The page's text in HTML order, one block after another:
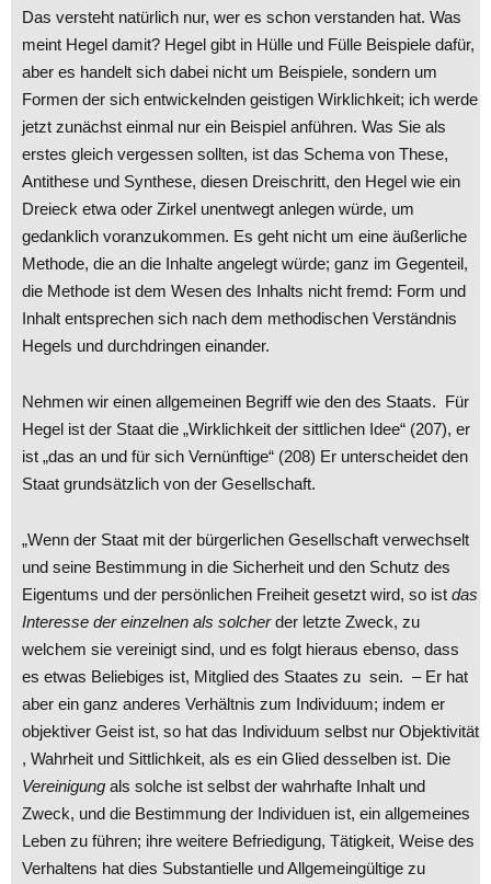
Das versteht natürlich nur, wer es schon verstanden hat. Was
meint Hegel damit? Hegel gibt in Hülle und Fülle Beispiele dafür,
aber es handelt sich dabei nicht um Beispiele, sondern um
Formen der sich entwickelnden geistigen Wirklichkeit; ich werde
jetzt zunächst einmal nur ein Beispiel anführen. Was Sie als
erstes gleich vergessen sollten, ist das Schema von These,
Antithese und Synthese, diesen Dreischritt, den Hegel wie ein
Dreieck etwa oder Zirkel unentwegt anlegen würde, um
gedanklich voranzukommen. Es geht nicht um eine äußerliche
Methode, die an die Inhalte angelegt würde; ganz im Gegenteil,
die Methode ist dem Wesen des Inhalts nicht fremd: Form und
Inhalt entsprechen sich nach dem methodischen Verständnis
Hegels und durchdringen einander.
Nehmen wir einen allgemeinen Begriff wie den des Staats. Für
Hegel ist der Staat die „Wirklichkeit der sittlichen Idee“ (207), er
ist „das an und für sich Vernünftige“ (208) Er unterscheidet den
Staat grundsätzlich von der Gesellschaft.
„Wenn der Staat mit der bürgerlichen Gesellschaft verwechselt
und seine Bestimmung in die Sicherheit und den Schutz des
Eigentums und der persönlichen Freiheit gesetzt wird, so ist das
Interesse der einzelnen als solcherder letzte Zweck, zu
welchem sie vereinigt sind, und es folgt hieraus ebenso, dass
es etwas Beliebiges ist, Mitglied des Staates zu sein. – Er hat
aber ein ganz anderes Verhältnis zum Individuum; indem er
objektiver Geist ist, so hat das Individuum selbst nur Objektivität
, Wahrheit und Sittlichkeit, als es ein Glied desselben ist. Die
Vereinigung als solche ist selbst der wahrhafte Inhalt und
Zweck, und die Bestimmung der Individuen ist, ein allgemeines
Leben zu führen; ihre weitere Befriedigung, Tätigkeit, Weise des
Verhaltens hat dies Substantielle und Allgemeingültige zu